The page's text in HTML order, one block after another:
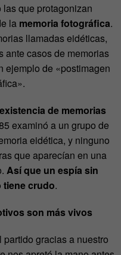
que protagonizan
la memoria fotográfica.
llamadas eidéticas,
ante casos de memorias
ejemplo de «postimagen
de memorias
examinó a un grupo de
eidética, y ninguno
que aparecían en una
Así que un espía sin
tiene crudo.
son más vivos
gracias a nuestro